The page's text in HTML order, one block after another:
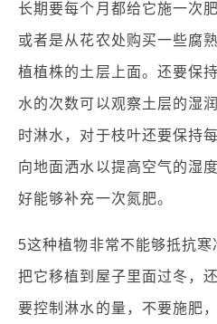
长期要每个月都给它施一次
或者是从花农处购买一些腐
植植株的土层上面。还要保
水的次数可以观察土层的湿
时淋水，对于枝叶还要保持
向地面洒水以提高空气的湿
好能够补充一次氮肥。
5这种植物非常不能够抵抗
把它移植到屋子里面过冬，
要控制淋水的量，不要施肥